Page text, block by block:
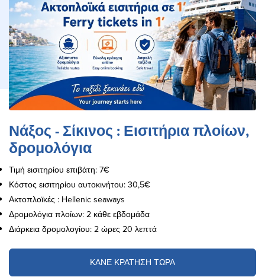
Νάξος - Σίκινος : Εισιτήρια πλοίων,
δρομολόγια
Τιμή εισιτηρίου επιβάτη: 7€
Κόστος εισιτηρίου αυτοκινήτου: 30,5€
Ακτοπλοϊκές : Hellenic seaways
Δρομολόγια πλοίων: 2 κάθε εβδομάδα
Διάρκεια δρομολογίου: 2 ώρες 20 λεπτά
ΚΑΝΕ ΚΡΑΤΗΣΗ ΤΩΡΑ